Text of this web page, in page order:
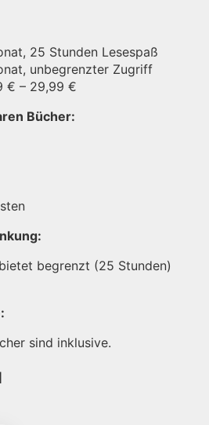
25 Stunden Lesespaß
unbegrenzter Zugriff
€ – 29,99 €
Bücher:
begrenzt (25 Stunden)
sind inklusive.